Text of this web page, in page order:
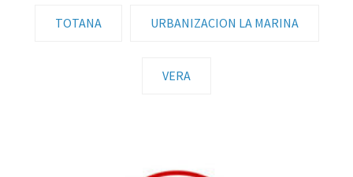
TOTANA URBANIZACION LA MARINA
VERA